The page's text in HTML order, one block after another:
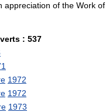
appreciation of the Work of
: 537
1972
1972
1973